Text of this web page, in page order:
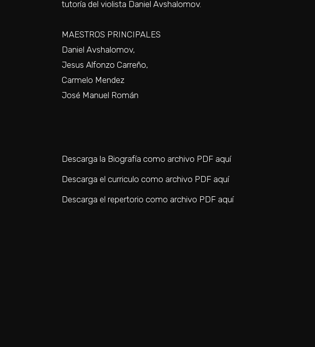
tutoría del violista Daniel Avshalomov.
MAESTROS PRINCIPALES
Daniel Avshalomov,
Jesus Alfonzo Carreño,
Carmelo Mendez
José Manuel Román
Descarga la Biografía como archivo PDF aquí
Descarga el curriculo como archivo PDF aquí
Descarga el repertorio como archivo PDF aquí